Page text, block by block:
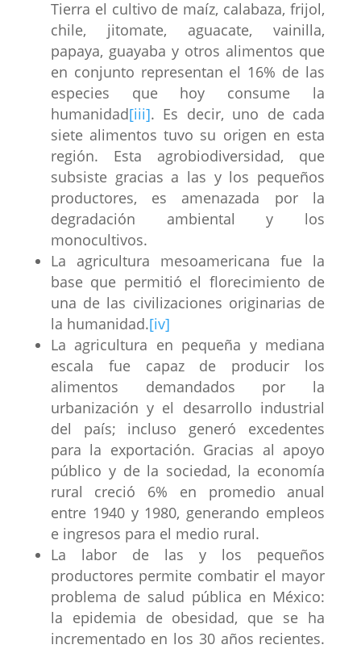
Tierra el cultivo de maíz, calabaza, frijol,
chile, jitomate, aguacate, vainilla,
papaya, guayaba y otros alimentos que
en conjunto representan el 16% de las
especies que hoy consume la
humanidad[iii]. Es decir, uno de cada
siete alimentos tuvo su origen en esta
región. Esta agrobiodiversidad, que
subsiste gracias a las y los pequeños
productores, es amenazada por la
degradación ambiental y los
monocultivos.
La agricultura mesoamericana fue la
base que permitió el florecimiento de
una de las civilizaciones originarias de
la humanidad.[iv]
La agricultura en pequeña y mediana
escala fue capaz de producir los
alimentos demandados por la
urbanización y el desarrollo industrial
del país; incluso generó excedentes
para la exportación. Gracias al apoyo
público y de la sociedad, la economía
rural creció 6% en promedio anual
entre 1940 y 1980, generando empleos
e ingresos para el medio rural.
La labor de las y los pequeños
productores permite combatir el mayor
problema de salud pública en México:
la epidemia de obesidad, que se ha
incrementado en los 30 años recientes.